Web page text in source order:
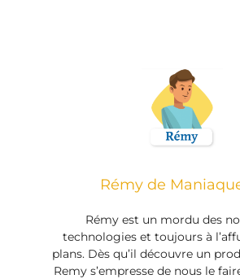
Rémy de
Rémy est un mordu des
technologies et toujours à
plans. Dès qu’il découvre un
Remy s’empresse de nous le